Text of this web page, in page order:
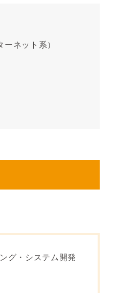
ネット系）
グ・システム開発